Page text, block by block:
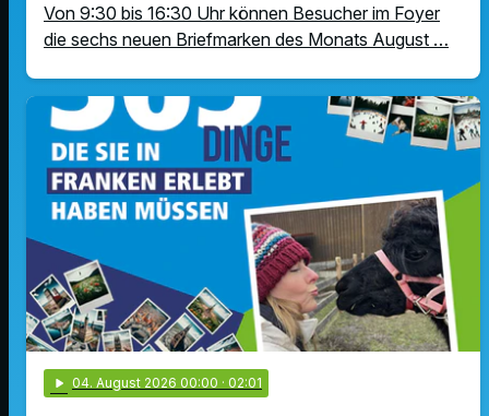
Von 9:30 bis 16:30 Uhr können Besucher im Foyer
die sechs neuen Briefmarken des Monats August …
play_arrow 04. August 2026 00:00 · 02:01